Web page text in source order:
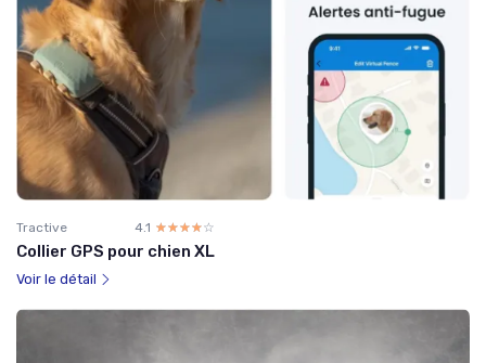
Tractive 4.1 ☆☆☆☆☆
★★★★★
Collier GPS pour chien XL
Voir le détail